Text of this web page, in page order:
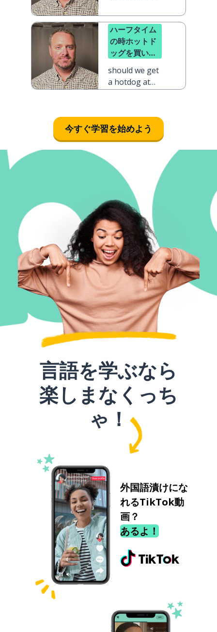
ハーフタイム
の時ホットド
ッグを買いに
should we get
a hotdog at
今すぐ学習を始めよう
言語を学ぶなら
楽しまなくっち
ゃ！
外国語漬けにな
れるTikTok動
画？
あるよ！